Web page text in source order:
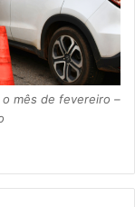
mês de fevereiro –